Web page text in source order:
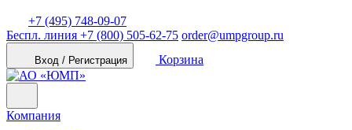
+7 (495) 748-09-07
Беспл. линия +7 (800) 505-62-75 order@umpgroup.ru
Вход / Регистрация Корзина
Компания